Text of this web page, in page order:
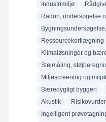
Industrimiljø
Radon, undersøgelse
Ressourcekortlægning
Klimaløsninger og
Støjmåling,
Miljøscreening og
Bæredygtigt byggeri
Akustik
Ingelligent